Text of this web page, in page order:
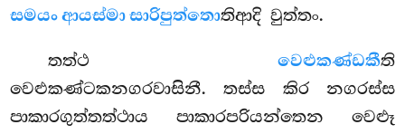
සමයං ආයස්මා සාරිපුත්තොතිආදි වුත්තං.
තත්ථ වෙළුකණ්ඩකීති
වෙළුකණ්ටකනගරවාසිනී. තස්ස කිර නගරස්ස
පාකාරගුත්තත්ථාය පාකාරපරියන්තෙන වෙළූ